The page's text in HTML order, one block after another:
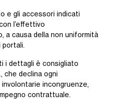
e gli accessori indicati
l’effettivo
a causa della non uniformità
portali.
i dettagli è consigliato
che declina ogni
incongruenze,
contrattuale.